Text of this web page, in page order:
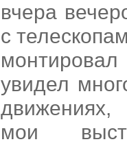
вчера
с
увидел
мои